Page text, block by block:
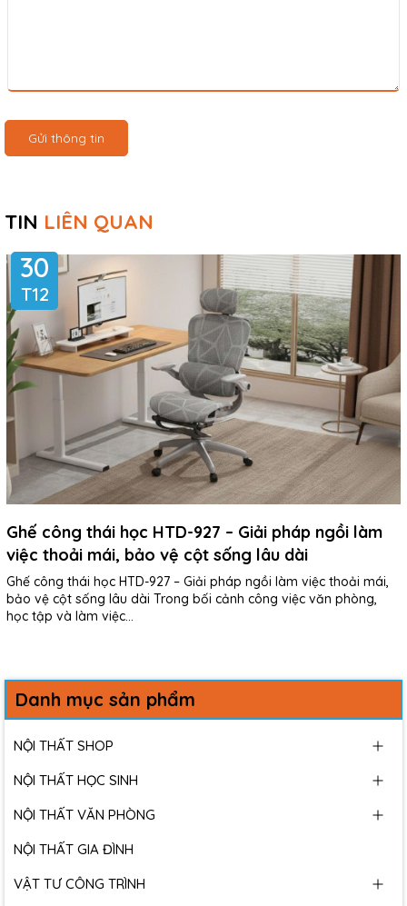
Gửi thông tin
TIN LIÊN QUAN
30
T12
Ghế công thái học HTD-927 – Giải pháp ngồi làm
việc thoải mái, bảo vệ cột sống lâu dài
Ghế công thái học HTD-927 – Giải pháp ngồi làm việc thoải mái,
bảo vệ cột sống lâu dài Trong bối cảnh công việc văn phòng,
học tập và làm việc...
Danh mục sản phẩm
NỘI THẤT SHOP
NỘI THẤT HỌC SINH
NỘI THẤT VĂN PHÒNG
NỘI THẤT GIA ĐÌNH
VẬT TƯ CÔNG TRÌNH